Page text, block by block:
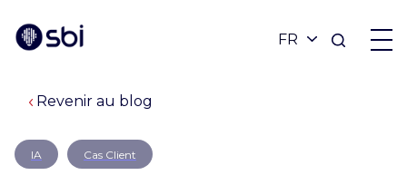
OFFRES
PARTENAIRES
Revenir au blog
IA Cas Client